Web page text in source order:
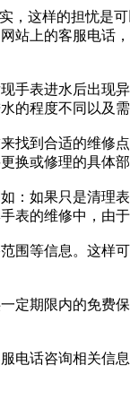
，这样的担忧是
站上的客服电话
手表进水后出现
程度不同以及
找到合适的维修
换或修理的具体部
：如果只是清理
的维修中，由
围等信息。这样
定期限内的免费
电话咨询相关信